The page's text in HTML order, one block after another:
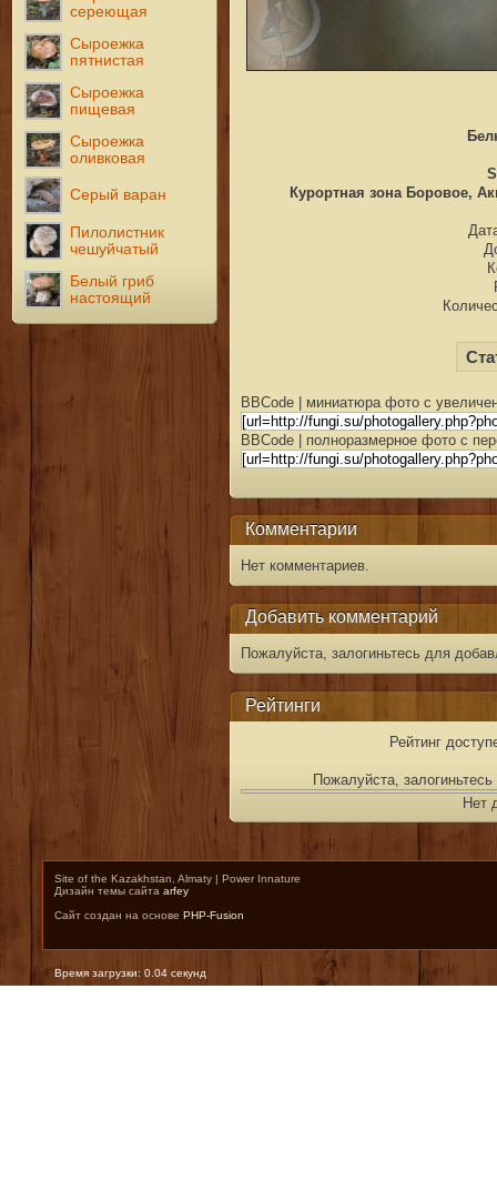
сереющая
Сыроежка
пятнистая
Сыроежка
пищевая
Сыроежка
оливковая
Серый варан
Пилолистник
чешуйчатый
Белый гриб
настоящий
Курортная зона Боровое,
BBCode | миниатюра фото с
BBCode | полноразмерное фото с
Комментарии
Нет комментариев.
Добавить комментарий
Пожалуйста, залогиньтесь для
Рейтинги
Рейтинг
Пожалуйста,
Нет
Site of the Kazakhstan, Almaty | Power Innature
Дизайн темы сайта arfey
Сайт создан на основе PHP-Fusion
Время загрузки: 0.04 секунд